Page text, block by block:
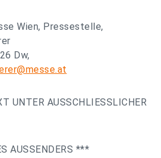
Wien, Pressestelle,
Dw,
UNTER AUSSCHLIESSLICHER
AUSSENDERS ***